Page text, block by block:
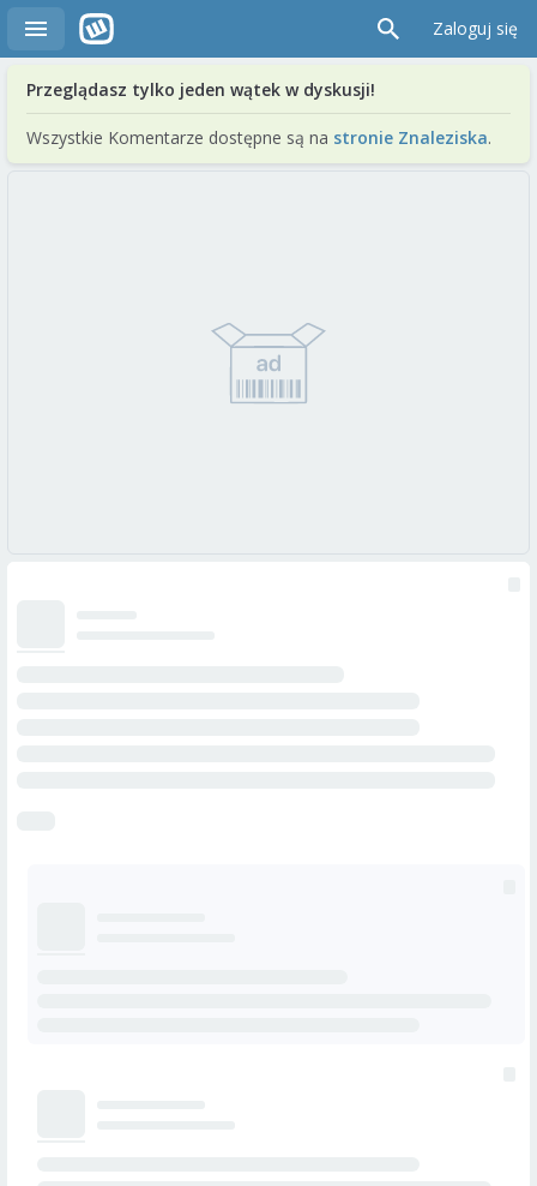
Zaloguj się
Przeglądasz tylko jeden wątek w dyskusji!
Wszystkie Komentarze dostępne są na stronie Znaleziska.